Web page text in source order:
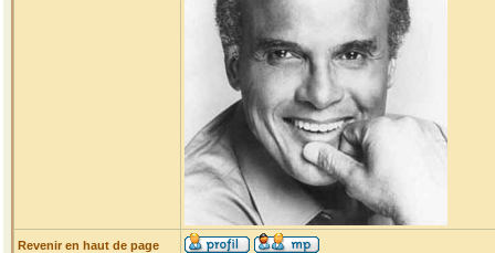
Revenir en haut de page